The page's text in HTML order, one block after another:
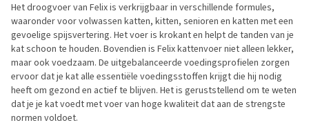
Het droogvoer van Felix is verkrijgbaar in verschillende formules,
waaronder voor volwassen katten, kitten, senioren en katten met een
gevoelige spijsvertering. Het voer is krokant en helpt de tanden van je
kat schoon te houden. Bovendien is Felix kattenvoer niet alleen lekker,
maar ook voedzaam. De uitgebalanceerde voedingsprofielen zorgen
ervoor dat je kat alle essentiële voedingsstoffen krijgt die hij nodig
heeft om gezond en actief te blijven. Het is geruststellend om te weten
dat je je kat voedt met voer van hoge kwaliteit dat aan de strengste
normen voldoet.